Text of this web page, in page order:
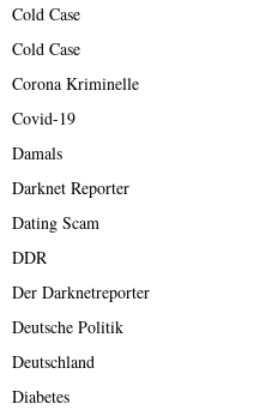
Cold Case
Cold Case
Corona Kriminelle
Covid-19
Damals
Darknet Reporter
Dating Scam
DDR
Der Darknetreporter
Deutsche Politik
Deutschland
Diabetes